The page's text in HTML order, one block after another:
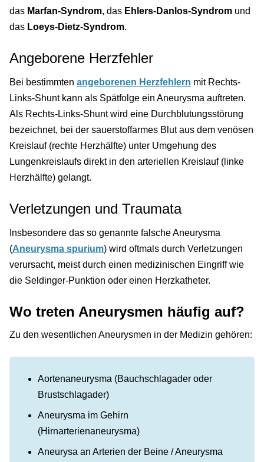
das Marfan-Syndrom, das Ehlers-Danlos-Syndrom und
das Loeys-Dietz-Syndrom.
Angeborene Herzfehler
Bei bestimmten angeborenen Herzfehlern mit Rechts-
Links-Shunt kann als Spätfolge ein Aneurysma auftreten.
Als Rechts-Links-Shunt wird eine Durchblutungsstörung
bezeichnet, bei der sauerstoffarmes Blut aus dem venösen
Kreislauf (rechte Herzhälfte) unter Umgehung des
Lungenkreislaufs direkt in den arteriellen Kreislauf (linke
Herzhälfte) gelangt.
Verletzungen und Traumata
Insbesondere das so genannte falsche Aneurysma
(Aneurysma spurium) wird oftmals durch Verletzungen
verursacht, meist durch einen medizinischen Eingriff wie
die Seldinger-Punktion oder einen Herzkatheter.
Wo treten Aneurysmen häufig auf?
Zu den wesentlichen Aneurysmen in der Medizin gehören:
Aortenaneurysma (Bauchschlagader oder
Brustschlagader)
Aneurysma im Gehirn
(Hirnarterienaneurysma)
Aneurysa an Arterien der Beine / Aneurysma